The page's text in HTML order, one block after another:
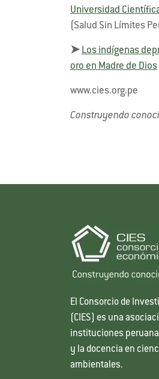
Universidad
(Salud Sin Límites
➤ Los indígenas
oro en Madre de Dios
www.cies.org.pe
Construyendo
El Consorcio de
(CIES) es una
instituciones
y la docencia en
ambientales.